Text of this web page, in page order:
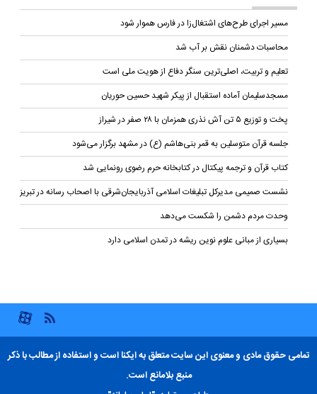
مسیر اجرای طرح‌های اشتغال‌زا در فارس هموار شود
محاسبات دشمنان نقش بر آب شد
تعلیم و تربیت، اصلی‌ترین سنگر دفاع از هویت ملی است
مسجدسلیمان آماده استقبال از پیکر شهید حسین حوریان
پخت و توزیع ۵ تن آش نذری همزمان با ۲۸ صفر در شیراز
جلسه قرآن متوسلین به قمر بنی‌هاشم (ع) در مشهد برگزار می‌شود
کتاب قرآن و ترجمه پیکتال در کتابخانه حرم رضوی رونمایی شد
نشست صمیمی مدیرکل تبلیغات اسلامی آذربایجان‌شرقی با اصحاب رسانه در تبریز
وحدت مردم دشمن را شکست می‌دهد
بسیاری از مبانی علوم نوین ریشه در تمدن اسلامی دارد
تمامی حقوق مادی و معنوی این سایت متعلق به ایکنا است و استفاده از مطالب با ذکر
منبع بلامانع است.